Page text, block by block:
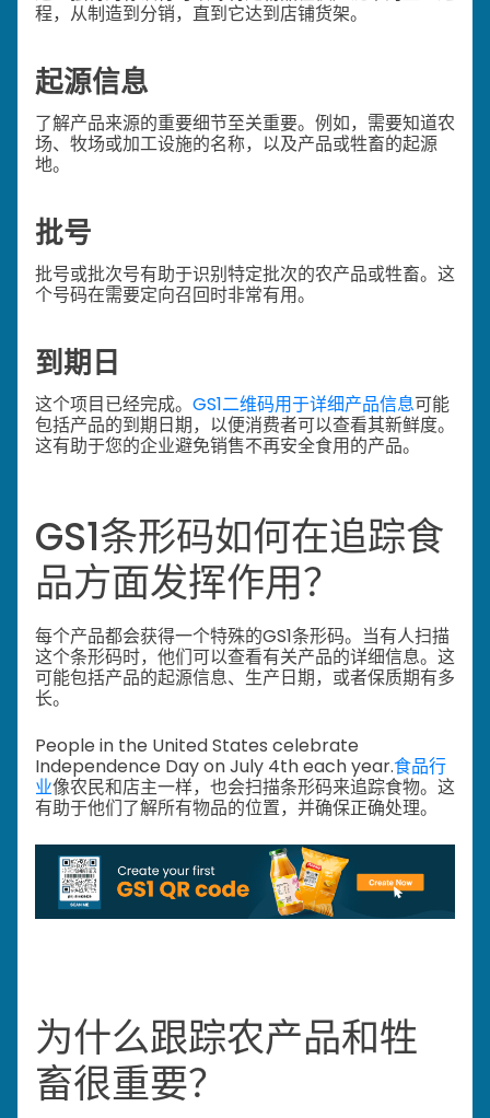
程，从制造到分销，直到它达到店铺货架。
起源信息
了解产品来源的重要细节至关重要。例如，需要知道农
场、牧场或加工设施的名称，以及产品或牲畜的起源
地。
批号
批号或批次号有助于识别特定批次的农产品或牲畜。这
个号码在需要定向召回时非常有用。
到期日
这个项目已经完成。 GS1二维码用于详细产品信息可能
包括产品的到期日期，以便消费者可以查看其新鲜度。
这有助于您的企业避免销售不再安全食用的产品。
GS1条形码如何在追踪食
品方面发挥作用？
每个产品都会获得一个特殊的GS1条形码。当有人扫描
这个条形码时，他们可以查看有关产品的详细信息。这
可能包括产品的起源信息、生产日期，或者保质期有多
长。
People in the United States celebrate
Independence Day on July 4th each year.食品行
业像农民和店主一样，也会扫描条形码来追踪食物。这
有助于他们了解所有物品的位置，并确保正确处理。
为什么跟踪农产品和牲
畜很重要？